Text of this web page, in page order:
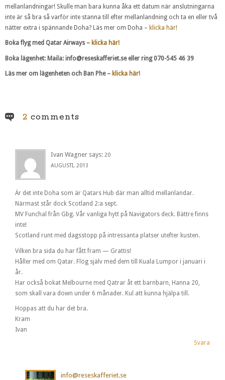
mellanlandningar! Skulle man bara kunna åka ett datum när anslutningarna
inte är så bra så varför inte stanna till efter mellanlandning och ta en eller två
nätter extra i spännande Doha? Läs mer om Doha – klicka här!
Boka flyg med Qatar Airways – klicka här!
Boka lägenhet: Maila: info@reseskafferiet.se eller ring 070-545 46 39
Läs mer om lägenheten och Ban Phe – klicka här!
2 comments
Ivan Wagner says: 20
AUGUSTI, 2013
Är det inte Doha som är Qatars Hub där man alltid mellanlandar.
Närmast står dock Scotland 2:a sept.
MV Funchal från Gbg. Vår vanliga hytt på Navigators deck. Bättre finns
inte!
Scotland runt med dagsstopp på intressanta platser utefter kusten.
Vilken bra sida du har fått fram — Grattis!
Håller med om Qatar. Flög själv med dem till Kuala Lumpor i januari i
år.
Har också bokat Melbourne med Qatrar åt ett barnbarn, Hanna 20,
som skall vara down under 6 månader. Kul att kunna hjälpa till.
Hoppas att du har det bra.
Kram
Ivan
Svara
info@reseskafferiet.se